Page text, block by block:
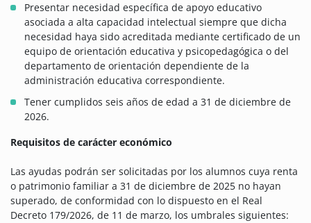
Presentar necesidad específica de apoyo educativo
asociada a alta capacidad intelectual siempre que dicha
necesidad haya sido acreditada mediante certificado de un
equipo de orientación educativa y psicopedagógica o del
departamento de orientación dependiente de la
administración educativa correspondiente.
Tener cumplidos seis años de edad a 31 de diciembre de
2026.
Requisitos de carácter económico
Las ayudas podrán ser solicitadas por los alumnos cuya renta
o patrimonio familiar a 31 de diciembre de 2025 no hayan
superado, de conformidad con lo dispuesto en el Real
Decreto 179/2026, de 11 de marzo, los umbrales siguientes: